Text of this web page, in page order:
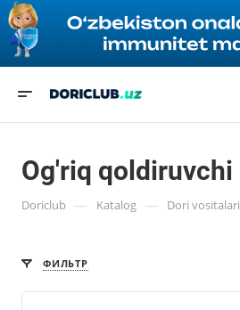
Og'riq qoldiruvchi
Doriclub — Katalog — Dori vositalari
ФИЛЬТР